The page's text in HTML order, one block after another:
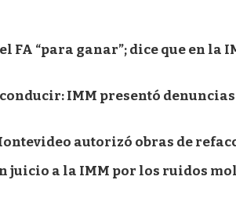
FA “para ganar”; dice que en la
IMM presentó
autorizó obras de
juicio a la IMM por los ruidos